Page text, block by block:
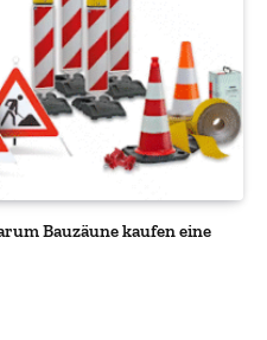
Bauzäune kaufen eine